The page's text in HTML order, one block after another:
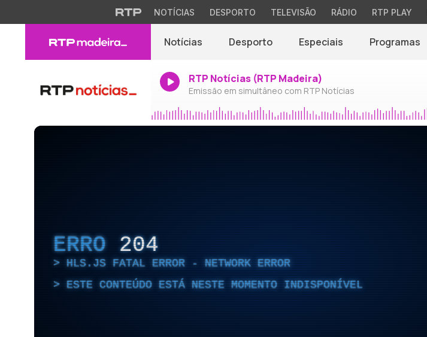
NOTÍCIAS DESPORTO TELEVISÃO RÁDIO RTP PLAY
Notícias Desporto Especiais Programas
RTP Notícias (RTP Madeira)
Emissão em simultâneo com RTP Notícias
ERRO 204
HLS.JS FATAL ERROR - NETWORK ERROR
ESTE CONTEÚDO ESTÁ NESTE MOMENTO INDISPONÍVEL